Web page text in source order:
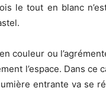
le tout en blanc
couleur ou
l’espace. Dans ce
entrante va se